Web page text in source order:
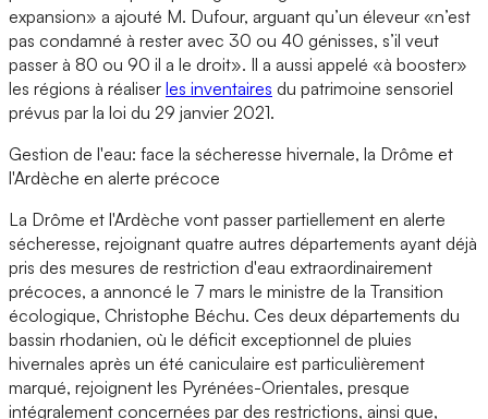
expansion» a ajouté M. Dufour, arguant qu’un éleveur «n’est
pas condamné à rester avec 30 ou 40 génisses, s’il veut
passer à 80 ou 90 il a le droit». Il a aussi appelé «à booster»
les régions à réaliser les inventaires du patrimoine sensoriel
prévus par la loi du 29 janvier 2021.
Gestion de l'eau: face la sécheresse hivernale, la Drôme et
l'Ardèche en alerte précoce
La Drôme et l'Ardèche vont passer partiellement en alerte
sécheresse, rejoignant quatre autres départements ayant déjà
pris des mesures de restriction d'eau extraordinairement
précoces, a annoncé le 7 mars le ministre de la Transition
écologique, Christophe Béchu. Ces deux départements du
bassin rhodanien, où le déficit exceptionnel de pluies
hivernales après un été caniculaire est particulièrement
marqué, rejoignent les Pyrénées-Orientales, presque
intégralement concernées par des restrictions, ainsi que,